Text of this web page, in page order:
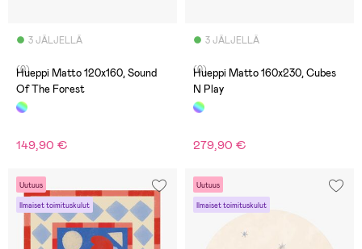
3 JÄLJELLÄ
(0)
Hueppi Matto 120x160, Sound
Of The Forest
149,90 €
3 JÄLJELLÄ
(0)
Hueppi Matto 160x230, Cubes
N Play
279,90 €
Uutuus
Ilmaiset toimituskulut
Uutuus
Ilmaiset toimituskulut